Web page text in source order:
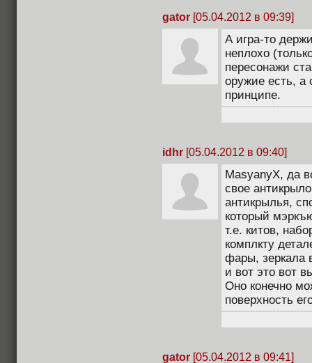
gator [05.04.2012 в 09:39]
А игра-то
неплохо
пересонажи
оружие есть, а
принципе.
idhr [05.04.2012 в 09:40]
MasyanyX, да
свое
антикрылья,
который
т.е. китов,
комплкту
фары, зеркала
и вот это вот
Оно конечно
поверхность
gator [05.04.2012 в 09:41]